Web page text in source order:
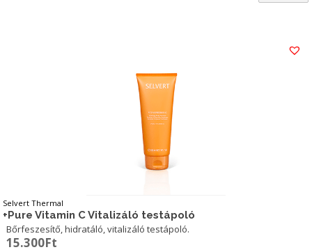
Selvert Thermal
+Pure Vitamin C Vitalizáló testápoló
Bőrfeszesítő, hidratáló, vitalizáló testápoló.
15.300Ft